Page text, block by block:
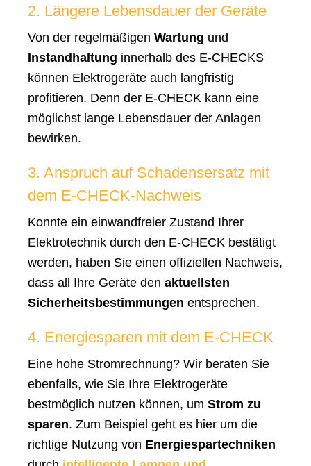
2. Längere Lebensdauer der Geräte
Von der regelmäßigen Wartung und
Instandhaltung innerhalb des E-CHECKS
können Elektrogeräte auch langfristig
profitieren. Denn der E-CHECK kann eine
möglichst lange Lebensdauer der Anlagen
bewirken.
3. Anspruch auf Schadensersatz mit
dem E-CHECK-Nachweis
Konnte ein einwandfreier Zustand Ihrer
Elektrotechnik durch den E-CHECK bestätigt
werden, haben Sie einen offiziellen Nachweis,
dass all Ihre Geräte den aktuellsten
Sicherheitsbestimmungen entsprechen.
4. Energiesparen mit dem E-CHECK
Eine hohe Stromrechnung? Wir beraten Sie
ebenfalls, wie Sie Ihre Elektrogeräte
bestmöglich nutzen können, um Strom zu
sparen. Zum Beispiel geht es hier um die
richtige Nutzung von Energiespartechniken